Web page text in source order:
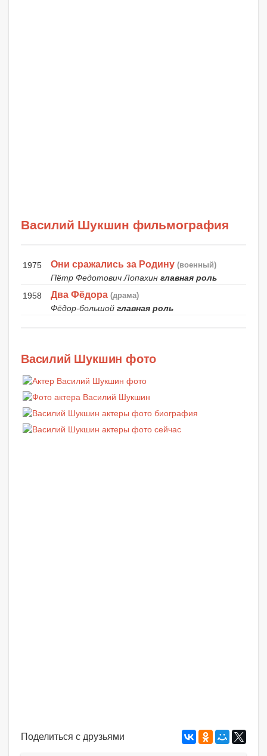
Василий Шукшин фильмография
1975 Они сражались за Родину (военный)
Пётр Федотович Лопахин главная роль
1958
Два Фёдора (драма)
Фёдор-большой главная роль
Василий Шукшин фото
Поделиться с друзьями